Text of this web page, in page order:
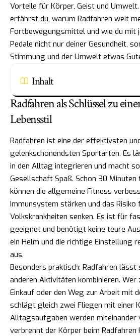
Vorteile für Körper, Geist und
erfährst du, warum Radfahren weit
Fortbewegungsmittel und wie du mit
Pedale nicht nur deiner Gesundheit,
Stimmung und der Umwelt etwas
Inhalt
Radfahren als Schlüssel zu
Lebensstil
Radfahren ist eine der effektivsten
gelenkschonendsten Sportarten. Es
in den Alltag integrieren und macht
Gesellschaft Spaß. Schon 30 Minuten
können die allgemeine Fitness
Immunsystem stärken und das Risiko
Volkskrankheiten senken. Es ist für
geeignet und benötigt keine teure
ein Helm und die richtige Einstellung
aus.
Besonders praktisch: Radfahren lässt
anderen Aktivitäten kombinieren. Wer
Einkauf oder den Weg zur Arbeit mit
schlägt gleich zwei Fliegen mit einer
Alltagsaufgaben werden miteinander
verbrennt der Körper beim Radfahren